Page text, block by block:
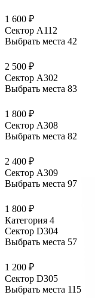
1 600 ₽
Сектор А112
Выбрать места 42
2 500 ₽
Сектор А302
Выбрать места 83
1 800 ₽
Сектор А308
Выбрать места 82
2 400 ₽
Сектор А309
Выбрать места 97
1 800 ₽
Категория 4
Сектор D304
Выбрать места 57
1 200 ₽
Сектор D305
Выбрать места 115